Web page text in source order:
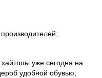
уже сегодня на
удобной обувью,